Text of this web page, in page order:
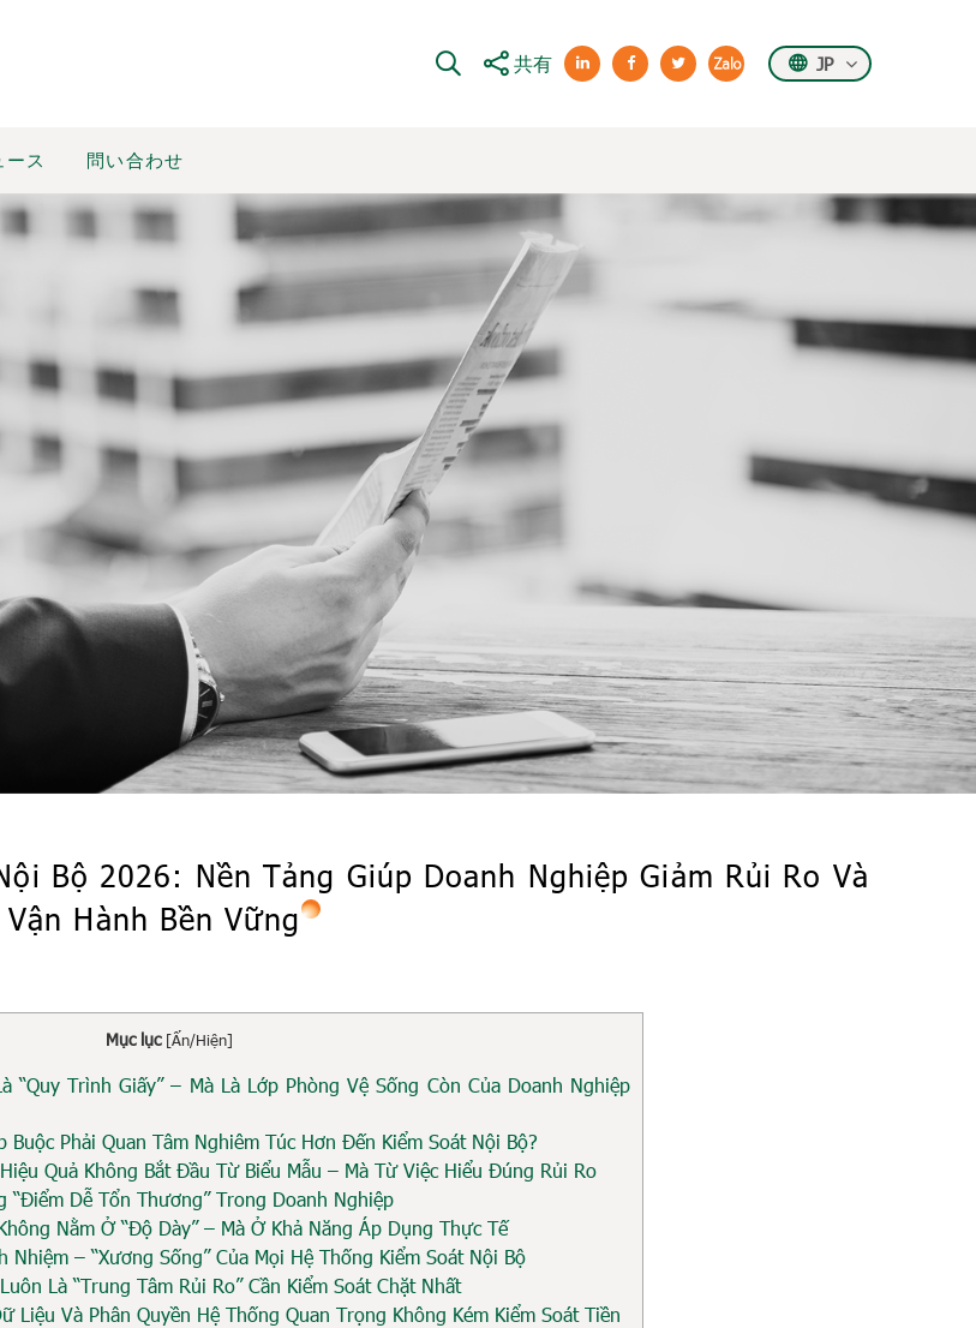
共有 JP
ース 問い合わせ
Bộ 2026: Nền Tảng Giúp Doanh Nghiệp Giảm Rủi Ro Và
Vận Hành Bền Vững
Mục lục [Ẩn/Hiện]
“Quy Trình Giấy” – Mà Là Lớp Phòng Vệ Sống Còn Của Doanh Nghiệp
Phải Quan Tâm Nghiêm Túc Hơn Đến Kiểm Soát Nội Bộ?
Quả Không Bắt Đầu Từ Biểu Mẫu – Mà Từ Việc Hiểu Đúng Rủi Ro
Dễ Tổn Thương” Trong Doanh Nghiệp
Nằm Ở “Độ Dày” – Mà Ở Khả Năng Áp Dụng Thực Tế
Nhiệm – “Xương Sống” Của Mọi Hệ Thống Kiểm Soát Nội Bộ
Là “Trung Tâm Rủi Ro” Cần Kiểm Soát Chặt Nhất
Liệu Và Phân Quyền Hệ Thống Quan Trọng Không Kém Kiểm Soát Tiền